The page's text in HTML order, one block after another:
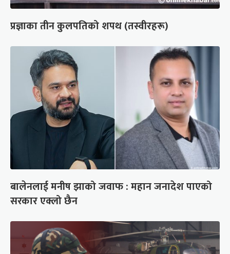
प्रज्ञाका तीन कुलपतिको शपथ (तस्वीरहरू)
बालेनलाई मनीष झाको जवाफ : महान जनादेश पाएको
सरकार एक्लो छैन